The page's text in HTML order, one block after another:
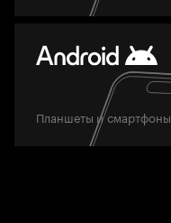
Планшеты и смартфоны